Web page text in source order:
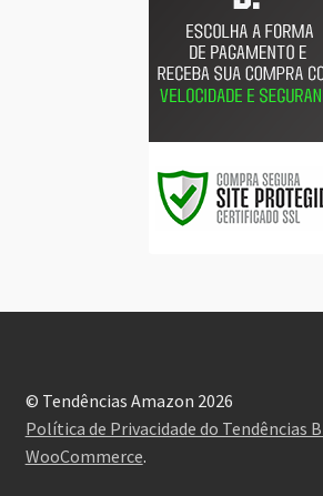
© Tendências Amazon 2026
Política de Privacidade do Tendências
WooCommerce.